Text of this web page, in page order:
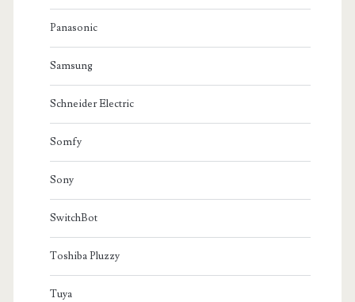
Panasonic
Samsung
Schneider Electric
Somfy
Sony
SwitchBot
Toshiba Pluzzy
Tuya